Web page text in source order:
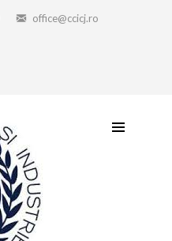
office@ccicj.ro